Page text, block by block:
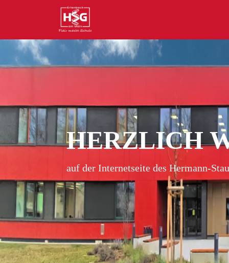
HERZLICH
auf der Internetseite des Hermann-